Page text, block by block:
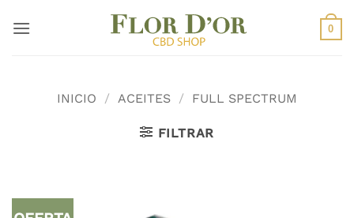
0
INICIO / ACEITES / FULL SPECTRUM
FILTRAR